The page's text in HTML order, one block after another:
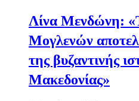
Λίνα Μενδώνη:
Μογλενών
της βυζαντινής
Μακεδονίας»